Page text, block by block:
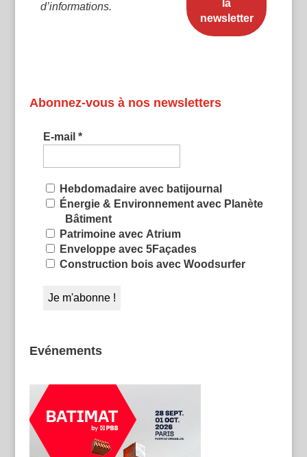
d’informations.
Abonnez-vous à nos newsletters
E-mail *
Hebdomadaire avec batijournal
Énergie & Environnement avec Planète
Bâtiment
Patrimoine avec Atrium
Enveloppe avec 5Façades
Construction bois avec Woodsurfer
Evénements